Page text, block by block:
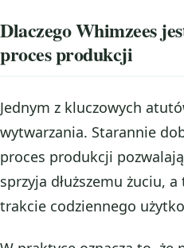
Dlaczego Whimzees
proces produkcji
Jednym z kluczowych
wytwarzania. Starannie
proces produkcji
sprzyja dłuższemu żuciu,
trakcie codziennego